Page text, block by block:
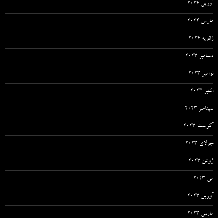
آوریل 2024
مارس 2024
ژانویه 2024
دسامبر 2023
نوامبر 2023
اکتبر 2023
سپتامبر 2023
آگوست 2023
جولای 2023
ژوئن 2023
می 2023
آوریل 2023
مارس 2023